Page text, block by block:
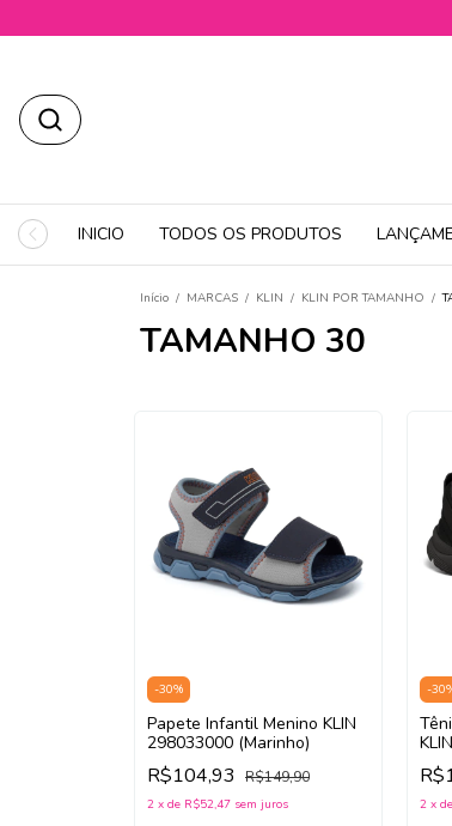
INICIO TODOS OS PRODUTOS
Início / MARCAS / KLIN / KLIN POR TAMANHO /
TAMANHO 30
-30%
Papete Infantil Menino KLIN
298033000 (Marinho)
R$104,93 R$149,90
2 x de R$52,47 sem juros
-30
2 x de